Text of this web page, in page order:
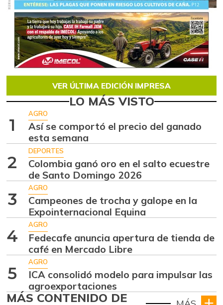
VER ÚLTIMA EDICIÓN IMPRESA
LO MÁS VISTO
1
AGRO
Así se comportó el precio del ganado
esta semana
2
DEPORTES
Colombia ganó oro en el salto ecuestre
de Santo Domingo 2026
3
AGRO
Campeones de trocha y galope en la
Expointernacional Equina
4
AGRO
Fedecafe anuncia apertura de tienda de
café en Mercado Libre
5
AGRO
ICA consolidó modelo para impulsar las
agroexportaciones
MÁS CONTENIDO DE